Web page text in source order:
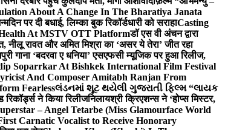
About A Change In The Bharatiya Janata
पर दी बधाई, लिम्का बुक रिकॉर्डधारी को सराहाCasting
At MSTV OTT Platformडॉ एस वी अंचन द्वारा
नीलू रावत और अमित मिश्रा का ‘असर ये तेरा’ जीत रहा
गाना ‘बदरवा ए धनिया’ एसएफसी म्यूजिक पर हुआ रिलीज,
Soparrkar At Bishkek International Film Festival
And Composer Amitabh Ranjan From
Fearlessલંડનમાં શૂટ થયેલી ગુજરાતી ફિલ્મ “લાયક
रिकॉर्ड्स ने किया रिलीजनिलायश्री क्रिएशन्स ने ‘होप्स मिस्टर,
– Angel Tetarbe (Miss Glamourface World
Carnatic Vocalist to Receive Honorary